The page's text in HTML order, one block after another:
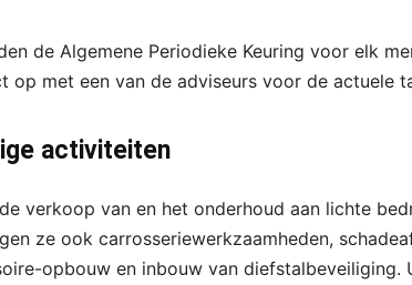
de Algemene Periodieke Keuring voor elk
op met een van de adviseurs voor de actuele
activiteiten
verkoop van en het onderhoud aan lichte
ze ook carrosseriewerkzaamheden,
opbouw en inbouw van diefstalbeveiliging.